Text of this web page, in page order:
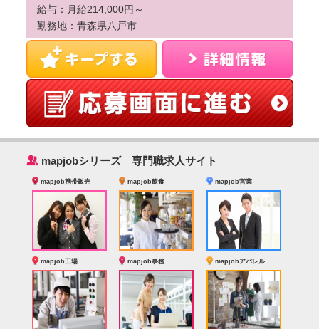
給与：月給214,000円～
勤務地：青森県八戸市
‰ mapjobシリーズ 専門職求人サイト
mapjob携帯販売 mapjob飲食 mapjob営業
mapjob工場 mapjob事務 mapjobアパレル